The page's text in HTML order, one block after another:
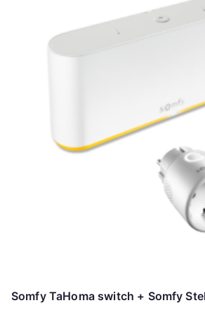
Somfy TaHoma switch + Somfy